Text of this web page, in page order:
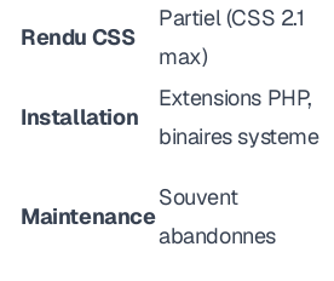
Rendu CSS
Partiel (CSS 2.1
max)
Installation
Extensions PHP,
binaires systeme
Maintenance
Souvent
abandonnes